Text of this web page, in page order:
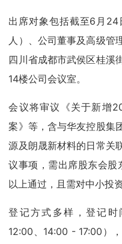
出席对象包括截至6月
人）、公司董事及高级管
四川省成都市武侯区桂溪
14楼公司会议室。
会议将审议《关于新增
案》等，含与华友控股集
源及朗晟新材料的日常关
议事项，需出席股东会
以上通过，且需对中小投
登记方式多样，登记
12:00、14:00 - 17:00）